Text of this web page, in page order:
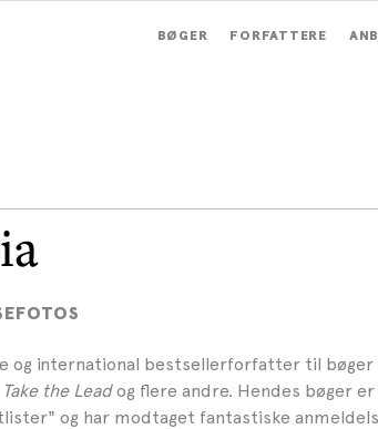
BØGER FORFATTERE
og international bestsellerforfatter til bøger
the Leadog flere andre. Hendes bøger
og har modtaget fantastiske